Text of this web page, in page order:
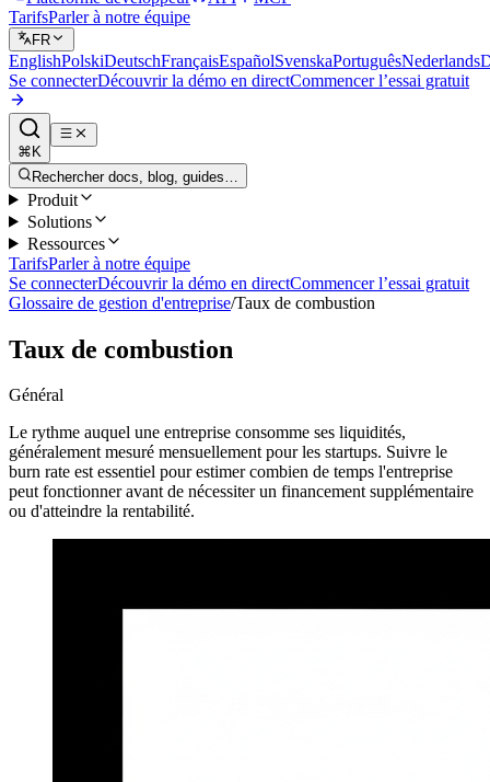
TarifsParler à notre équipe
FR
EnglishPolskiDeutschFrançaisEspañolSvenskaPortuguêsNederlands
Se connecterDécouvrir la démo en directCommencer l’essai gratuit
⌘K
Rechercher docs, blog, guides…
Produit
Solutions
Ressources
TarifsParler à notre équipe
Se connecterDécouvrir la démo en directCommencer l’essai gratuit
Glossaire de gestion d'entreprise/Taux de combustion
Taux de combustion
Général
Le rythme auquel une entreprise consomme ses liquidités,
généralement mesuré mensuellement pour les startups. Suivre le
burn rate est essentiel pour estimer combien de temps l'entreprise
peut fonctionner avant de nécessiter un financement supplémentaire
ou d'atteindre la rentabilité.